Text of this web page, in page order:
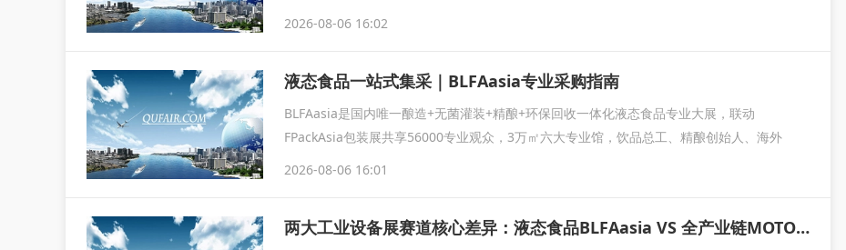
2026-08-06 16:02
液态食品一站式集采｜BLFAasia专业采购指南
BLFAasia是国内唯一酿造+无菌灌装+精酿+环保回收一体化液态食品专业大展，联动
FPackAsia包装展共享56000专业观众，3万㎡六大专业馆，饮品总工、精酿创始人、海外
2026-08-06 16:01
两大工业设备展赛道核心差异：液态食品BLFAasia VS 全产业链MOTOR CHINA电机展